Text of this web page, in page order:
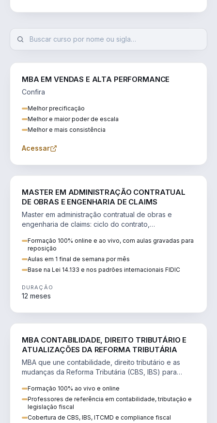
MBA EM VENDAS E ALTA PERFORMANCE
Confira
Melhor precificação
Melhor e maior poder de escala
Melhor e mais consistência
Acessar
MASTER EM ADMINISTRAÇÃO CONTRATUAL
DE OBRAS E ENGENHARIA DE CLAIMS
Master em administração contratual de obras e
engenharia de claims: ciclo do contrato,
Formação 100% online e ao vivo, com aulas gravadas para
reposição
Aulas em 1 final de semana por mês
Base na Lei 14.133 e nos padrões internacionais FIDIC
DURAÇÃO
12 meses
MBA CONTABILIDADE, DIREITO TRIBUTÁRIO E
ATUALIZAÇÕES DA REFORMA TRIBUTÁRIA
MBA que une contabilidade, direito tributário e as
mudanças da Reforma Tributária (CBS, IBS) para
Formação 100% ao vivo e online
Professores de referência em contabilidade, tributação e
legislação fiscal
Cobertura de CBS, IBS, ITCMD e compliance fiscal